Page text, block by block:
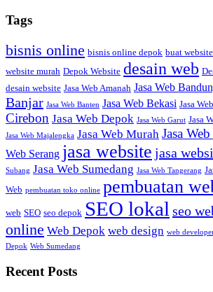
Tags
bisnis online bisnis online depok buat website
website murah Depok Website desain web
desain website Jasa Web Amanah Jasa Web
Banjar Jasa Web Banten Jasa Web Bekasi Jasa
Cirebon Jasa Web Depok Jasa Web Garut Jasa
Jasa Web Majalengka Jasa Web Murah Jasa
Web Serang jasa website jasa
Subang Jasa Web Sumedang Jasa Web Tangerang
Web pembuatan toko online pembuatan
web SEO seo depok SEO lokal seo
online Web Depok web design web
Depok Web Sumedang
Recent Posts